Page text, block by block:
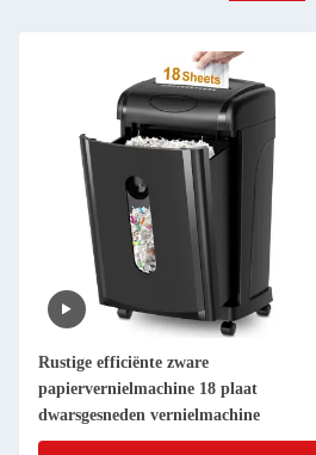
Rustige efficiënte zware
papiervernielmachine 18 plaat
dwarsgesneden vernielmachine